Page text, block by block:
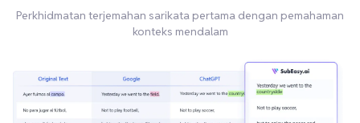
Perkhidmatan terjemahan sarikata pertama dengan pemahaman
konteks mendalam